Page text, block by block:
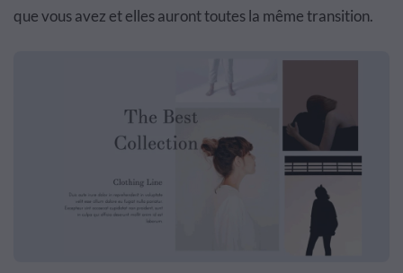
que vous avez et elles auront toutes la même transition.